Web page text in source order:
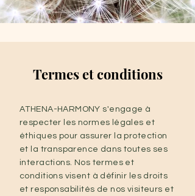
Termes et conditions
ATHENA-HARMONY s'engage à
respecter les normes légales et
éthiques pour assurer la protection
et la transparence dans toutes ses
interactions. Nos termes et
conditions visent à définir les droits
et responsabilités de nos visiteurs et